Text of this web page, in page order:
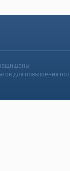
для повышения